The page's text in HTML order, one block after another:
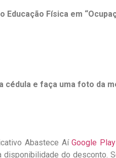
Física em
cédula e faça uma foto da
Abastece AíGoogle Play
do desconto.